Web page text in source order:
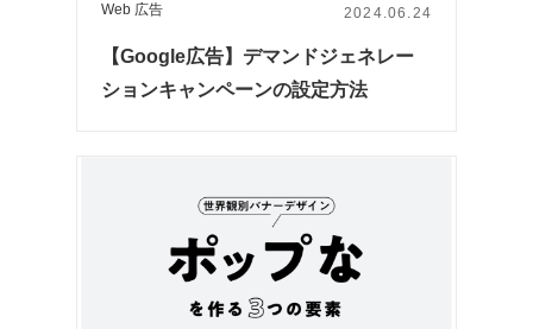
Web 広告 2024.06.24
【Google広告】デマンドジェネレー
ションキャンペーンの設定方法